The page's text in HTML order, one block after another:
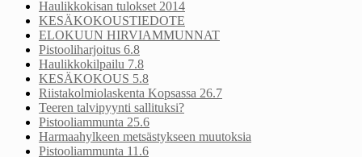
Haulikkokisan tulokset 2014
KESÄKOKOUSTIEDOTE
ELOKUUN HIRVIAMMUNNAT
Pistooliharjoitus 6.8
Haulikkokilpailu 7.8
KESÄKOKOUS 5.8
Riistakolmiolaskenta Kopsassa 26.7
Teeren talvipyynti sallituksi?
Pistooliammunta 25.6
Harmaahylkeen metsästykseen muutoksia
Pistooliammunta 11.6